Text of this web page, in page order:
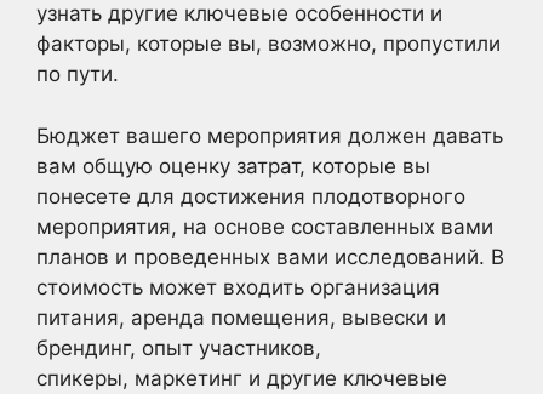
узнать другие ключевые особенности и
факторы, которые вы, возможно, пропустили
по пути.
Бюджет вашего мероприятия должен давать
вам общую оценку затрат, которые вы
понесете для достижения плодотворного
мероприятия, на основе составленных вами
планов и проведенных вами исследований. В
стоимость может входить организация
питания, аренда помещения, вывески и
брендинг, опыт участников,
спикеры, маркетинг и другие ключевые